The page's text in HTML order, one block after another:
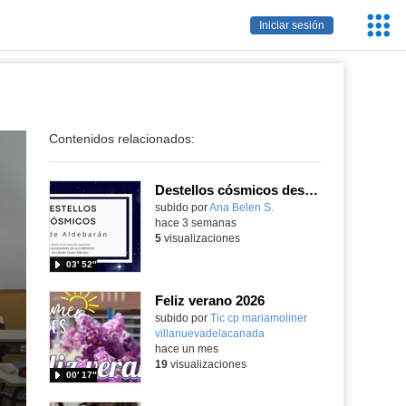
Iniciar sesión
Contenidos relacionados:
Destellos cósmicos desde Aldebarán, alcanzar las estrellas
Contenido educativo.
subido porAna Belen S.
03′ 52″
hace 3 semanas
5visualizaciones
Feliz verano 2026
subido por Tic cp mariamoliner
villanuevadelacanada
00′ 17″
hace un mes
19visualizaciones